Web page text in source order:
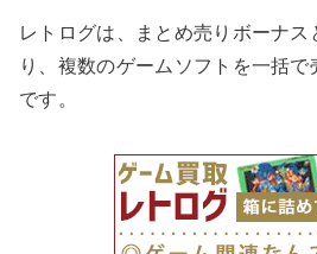
レトログは、まとめ売りボーナ
り、複数のゲームソフトを一括
です。